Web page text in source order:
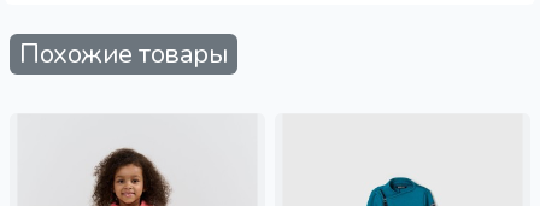
Похожие товары